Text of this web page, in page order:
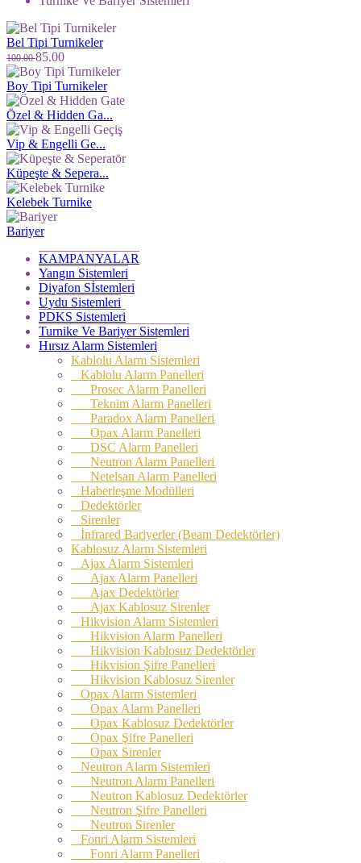
Bel Tipi Turnikeler
100.0085.00
Boy Tipi Turnikeler
Özel & Hidden Ga...
Vip & Engelli Ge...
Küpeşte & Sepera...
Kelebek Turnike
Bariyer
KAMPANYALAR
Yangın Sistemleri
Diyafon Sİstemleri
Uydu Sistemleri
PDKS Sistemleri
Turnike Ve Bariyer Sistemleri
Hırsız Alarm Sistemleri
Kablolu Alarm Sistemleri
Kablolu Alarm Panelleri
Prosec Alarm Panelleri
Teknim Alarm Panelleri
Paradox Alarm Panelleri
Opax Alarm Panelleri
DSC Alarm Panelleri
Neutron Alarm Panelleri
Netelsan Alarm Panelleri
Haberleşme Modülleri
Dedektörler
Sirenler
İnfrared Bariyerler (Beam Dedektörler)
Kablosuz Alarm Sistemleri
Ajax Alarm Sistemleri
Ajax Alarm Panelleri
Ajax Dedektörler
Ajax Kablosuz Sirenler
Hikvision Alarm Sistemleri
Hikvision Alarm Panelleri
Hikvision Kablosuz Dedektörler
Hikvision Şifre Panelleri
Hikvision Kablosuz Sirenler
Opax Alarm Sistemleri
Opax Alarm Panelleri
Opax Kablosuz Dedektörler
Opax Şifre Panelleri
Opax Sirenler
Neutron Alarm Sistemleri
Neutron Alarm Panelleri
Neutron Kablosuz Dedektörler
Neutron Şifre Panelleri
Neutron Sirenler
Fonri Alarm Sistemleri
Fonri Alarm Panelleri